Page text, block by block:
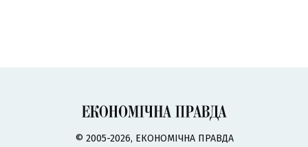
© 2005-2026, ЕКОНОМІЧНА ПРАВДА